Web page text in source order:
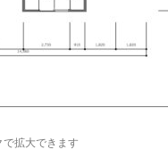
で拡大できます